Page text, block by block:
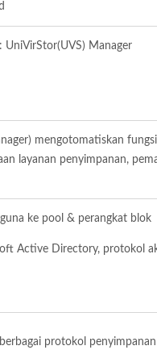
UniVirStor(UVS) Manager
mengotomatiskan
layanan penyimpanan,
ke pool & perangkat blok
Active Directory, protokol
protokol